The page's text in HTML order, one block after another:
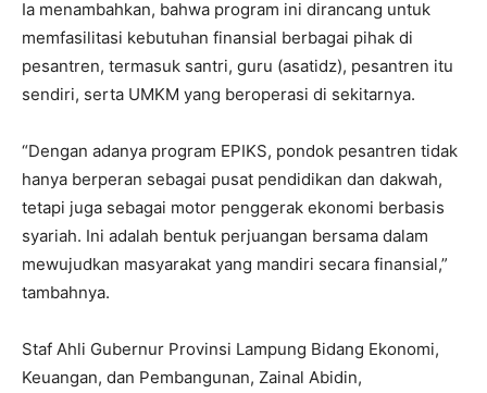
Ia menambahkan, bahwa program ini dirancang untuk
memfasilitasi kebutuhan finansial berbagai pihak di
pesantren, termasuk santri, guru (asatidz), pesantren itu
sendiri, serta UMKM yang beroperasi di sekitarnya.
“Dengan adanya program EPIKS, pondok pesantren tidak
hanya berperan sebagai pusat pendidikan dan dakwah,
tetapi juga sebagai motor penggerak ekonomi berbasis
syariah. Ini adalah bentuk perjuangan bersama dalam
mewujudkan masyarakat yang mandiri secara finansial,”
tambahnya.
Staf Ahli Gubernur Provinsi Lampung Bidang Ekonomi,
Keuangan, dan Pembangunan, Zainal Abidin,